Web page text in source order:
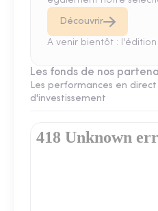
Découvrir
A venir bientôt : l'édition
Les fonds de nos
Les performances en
d'investissement